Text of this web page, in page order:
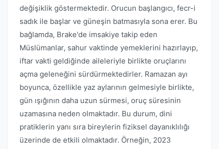
değişiklik göstermektedir. Orucun başlangıcı, fecr-i
sadık ile başlar ve güneşin batmasıyla sona erer. Bu
bağlamda, Brake'de imsakiye takip eden
Müslümanlar, sahur vaktinde yemeklerini hazırlayıp,
iftar vakti geldiğinde aileleriyle birlikte oruçlarını
açma geleneğini sürdürmektedirler. Ramazan ayı
boyunca, özellikle yaz aylarının gelmesiyle birlikte,
gün ışığının daha uzun sürmesi, oruç süresinin
uzamasına neden olmaktadır. Bu durum, dini
pratiklerin yanı sıra bireylerin fiziksel dayanıklılığı
üzerinde de etkili olmaktadır. Örneğin, 2023